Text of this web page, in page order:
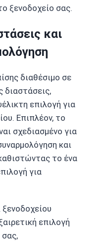
ξενοδοχείο σας.
και
διαθέσιμο σε
διαστάσεις,
επιλογή για
Επιπλέον, το
σχεδιασμένο για
και
το ένα
για
ξενοδοχείου
επιλογή
σας,